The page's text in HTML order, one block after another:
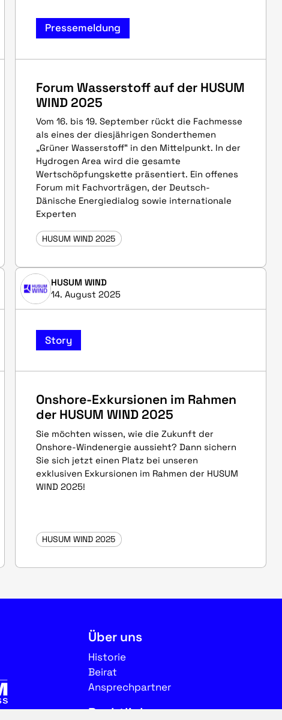
Pressemeldung
Forum Wasserstoff auf der HUSUM
WIND 2025
Vom 16. bis 19. September rückt die Fachmesse
als eines der diesjährigen Sonderthemen
„Grüner Wasserstoff“ in den Mittelpunkt. In der
Hydrogen Area wird die gesamte
Wertschöpfungskette präsentiert. Ein offenes
Forum mit Fachvorträgen, der Deutsch-
Dänische Energiedialog sowie internationale
Experten
HUSUM WIND 2025
HUSUM WIND
14. August 2025
Story
Onshore-Exkursionen im Rahmen
der HUSUM WIND 2025
Sie möchten wissen, wie die Zukunft der
Onshore-Windenergie aussieht? Dann sichern
Sie sich jetzt einen Platz bei unseren
exklusiven Exkursionen im Rahmen der HUSUM
WIND 2025!
HUSUM WIND 2025
Über uns
Historie
Beirat
Ansprechpartner
Rechtliches